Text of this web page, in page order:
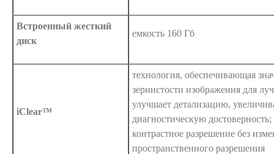
Встроенный жесткий
диск
емкость 160 Гб
iClear™
технология, обеспечивающая
зернистости изображения для
улучшает детализацию,
диагностическую
контрастное разрешение без
пространственного разрешения